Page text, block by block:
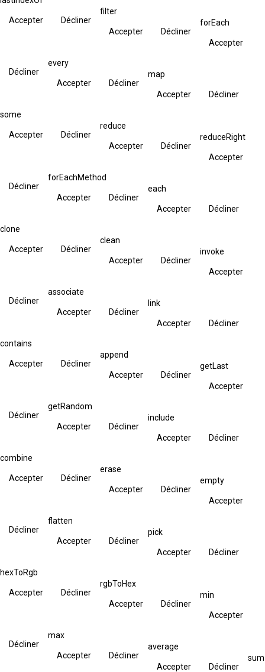
Accepter Décliner
filter
Accepter Décliner
forEach
Accepter
Décliner
every
Accepter Décliner
map
Accepter Décliner
some
Accepter Décliner
reduce
Accepter Décliner
reduceRight
Accepter
Décliner
forEachMethod
Accepter Décliner
each
Accepter Décliner
clone
Accepter Décliner
clean
Accepter Décliner
invoke
Accepter
Décliner
associate
Accepter Décliner
link
Accepter Décliner
contains
Accepter Décliner
append
Accepter Décliner
getLast
Accepter
Décliner
getRandom
Accepter Décliner
include
Accepter Décliner
combine
Accepter Décliner
erase
Accepter Décliner
empty
Accepter
Décliner
flatten
Accepter Décliner
pick
Accepter Décliner
hexToRgb
Accepter Décliner
rgbToHex
Accepter Décliner
min
Accepter
Décliner
max
Accepter Décliner
average
Accepter Décliner
sum